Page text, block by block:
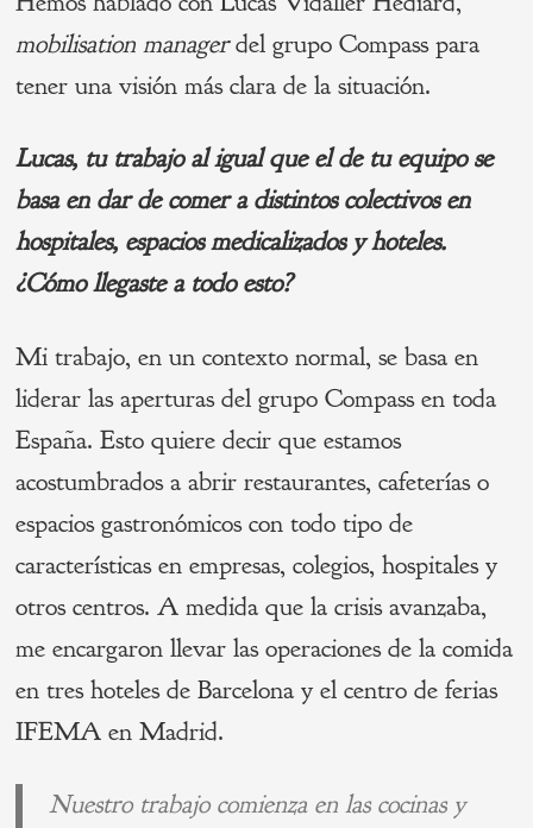
mobilisation managerdel grupo Compass para
tener una visión más clara de la situación.
Lucas, tu trabajo al igual que el de tu equipo se
basa en dar de comer a distintos colectivos en
hospitales, espacios medicalizados y hoteles.
¿Cómo llegaste a todo esto?
Mi trabajo, en un contexto normal, se basa en
liderar las aperturas del grupo Compass en toda
España. Esto quiere decir que estamos
acostumbrados a abrir restaurantes, cafeterías o
espacios gastronómicos con todo tipo de
características en empresas, colegios, hospitales y
otros centros. A medida que la crisis avanzaba,
me encargaron llevar las operaciones de la comida
en tres hoteles de Barcelona y el centro de ferias
IFEMA en Madrid.
Nuestro trabajo comienza en las cocinas y